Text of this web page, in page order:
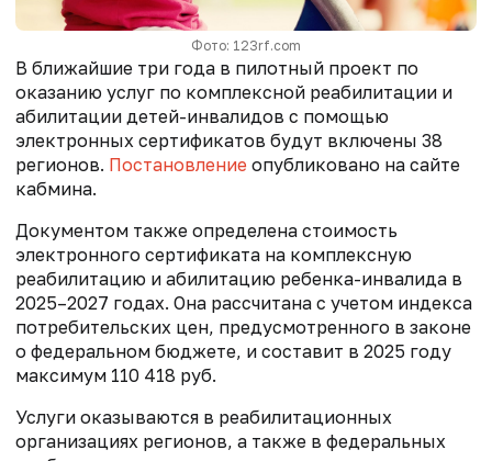
Фото: 123rf.com
В ближайшие три года в пилотный проект по
оказанию услуг по комплексной реабилитации и
абилитации детей-инвалидов с помощью
электронных сертификатов будут включены 38
регионов. Постановление опубликовано на сайте
кабмина.
Документом также определена стоимость
электронного сертификата на комплексную
реабилитацию и абилитацию ребенка-инвалида в
2025–2027 годах. Она рассчитана с учетом индекса
потребительских цен, предусмотренного в законе
о федеральном бюджете, и составит в 2025 году
максимум 110 418 руб.
Услуги оказываются в реабилитационных
организациях регионов, а также в федеральных